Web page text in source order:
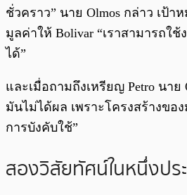
ชั่วคราว” นาย Olmos กล่าว เป้า
มูลค่าให้ Bolivar “เราสามารถใ
ได้”
และเมื่อถามถึงเหรียญ Petro นาย
มันไม่ได้ผล เพราะโครงสร้างขอ
การบังคับใช้”
สองวิสัยทัศน์ในหนึ่งปร